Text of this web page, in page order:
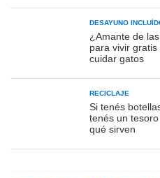
DESAYUNO
¿Amante de
para vivir
cuidar gatos
RECICLAJE
Si tenés
tenés un
qué sirven